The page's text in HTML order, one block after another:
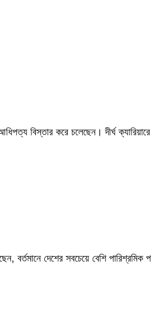
বিস্তার করে চলেছেন। দীর্ঘ
বর্তমানে দেশের সবচেয়ে বেশি